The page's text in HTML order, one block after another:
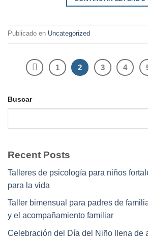
Publicado en Uncategorized
1 2 3 4
Buscar
Recent Posts
Talleres de psicología para niños
para la vida
Taller bimensual para padres de
y el acompañamiento familiar
Celebración del Día del Niño llena de